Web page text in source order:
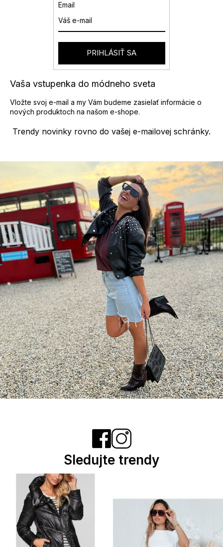
e
p
r
v
k
v
p
i
u
Trendy novinky rovno do vašej e-mailovej schránky.
Vaša vstupenka do módneho sveta
Vložte svoj e-mail a my Vám budeme zasielať informácie o
nových produktoch na našom e-shope.
Email
PRIHLÁSIŤ SA